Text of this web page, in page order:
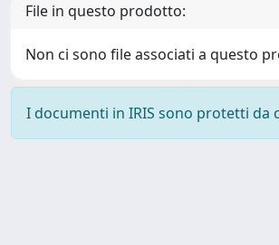
File in questo prodotto:
Non ci sono file associati a questo
I documenti in IRIS sono protetti